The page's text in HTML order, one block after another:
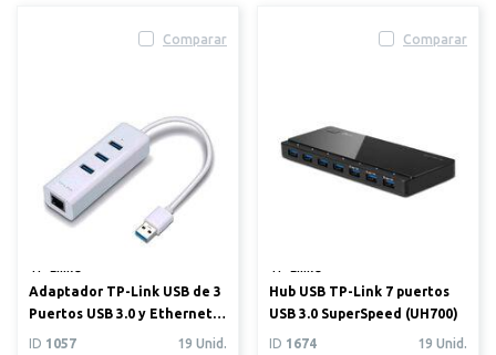
Comparar
Adaptador TP-Link USB de 3
Puertos USB 3.0 y Ethernet
Gigabit RJ45 (UE33...
ID 1057 19 Unid.
Comparar
Hub USB TP-Link 7 puertos
USB 3.0 SuperSpeed (UH700)
ID 1674 19 Unid.